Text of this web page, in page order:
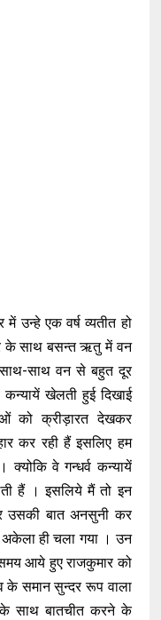
उन्हे एक वर्ष व्यतीत हो
के साथ बसन्त ऋतु में वन
साथ वन से बहुत दूर
कन्यायें खेलती हुई दिखाई
को क्रीड़ारत देखकर
कर रही हैं इसलिए हम
वे गन्धर्व कन्यायें
हैं । इसलिये मैं तो इन
उसकी बात अनसुनी कर
ही चला गया । उन
आये हुए राजकुमार को
के समान सुन्दर रूप वाला
साथ बातचीत करने के